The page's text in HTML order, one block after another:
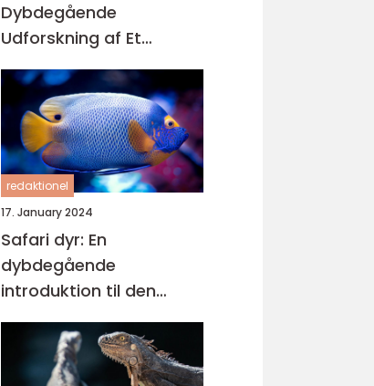
Dybdegående
Udforskning af Et
Fascinerende Univers
redaktionel
17. January 2024
Safari dyr: En
dybdegående
introduktion til den
spændende verden af
vilde dyr